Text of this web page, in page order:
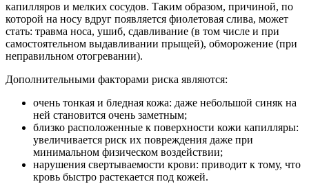
капилляров и мелких сосудов. Таким образом, причиной, по
которой на носу вдруг появляется фиолетовая слива, может
стать: травма носа, ушиб, сдавливание (в том числе и при
самостоятельном выдавливании прыщей), обморожение (при
неправильном отогревании).
Дополнительными факторами риска являются:
очень тонкая и бледная кожа: даже небольшой синяк на
ней становится очень заметным;
близко расположенные к поверхности кожи капилляры:
увеличивается риск их повреждения даже при
минимальном физическом воздействии;
нарушения свертываемости крови: приводит к тому, что
кровь быстро растекается под кожей.